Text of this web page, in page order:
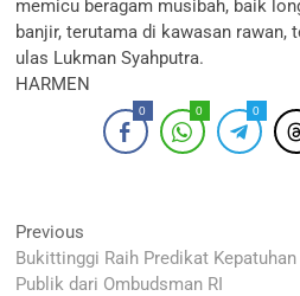
memicu beragam musibah, baik
banjir, terutama di kawasan rawan,
ulas Lukman Syahputra.
HARMEN
0 0 0
Navigasi
pos
Previous
post:
Bukittinggi Raih Predikat
Publik dari Ombudsman RI